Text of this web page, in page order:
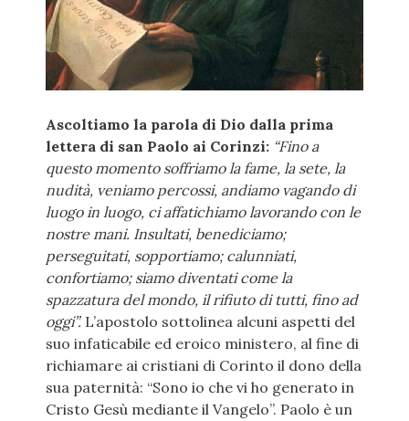
Ascoltiamo la parola di Dio dalla prima
lettera di san Paolo ai Corinzi: “Fino a
questo momento soffriamo la fame, la sete, la
nudità, veniamo percossi, andiamo vagando di
luogo in luogo, ci affatichiamo lavorando con le
nostre mani. Insultati, benediciamo;
perseguitati, sopportiamo; calunniati,
confortiamo; siamo diventati come la
spazzatura del mondo, il rifiuto di tutti, fino ad
oggi”.L’apostolo sottolinea alcuni aspetti del
suo infaticabile ed eroico ministero, al fine di
richiamare ai cristiani di Corinto il dono della
sua paternità: “Sono io che vi ho generato in
Cristo Gesù mediante il Vangelo”. Paolo è un